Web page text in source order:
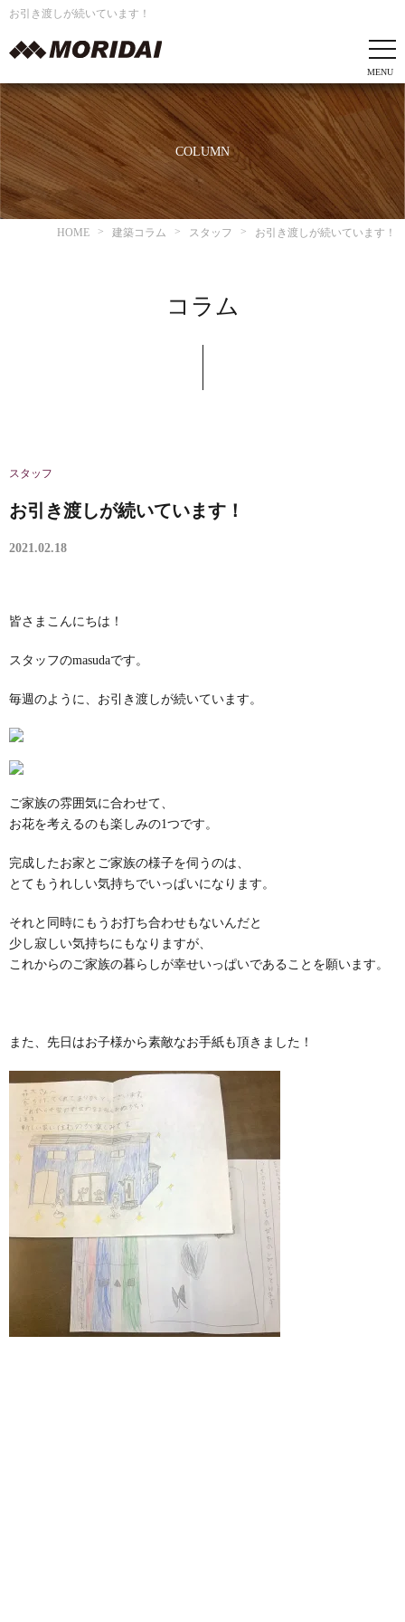
お引き渡しが続いています！
COLUMN
HOME 建築コラム スタッフ お引き渡しが続いています！
コラム
スタッフ
お引き渡しが続いています！
2021.02.18
皆さまこんにちは！
スタッフのmasudaです。
毎週のように、お引き渡しが続いています。
ご家族の雰囲気に合わせて、
お花を考えるのも楽しみの1つです。
完成したお家とご家族の様子を伺うのは、
とてもうれしい気持ちでいっぱいになります。
それと同時にもうお打ち合わせもないんだと
少し寂しい気持ちにもなりますが、
これからのご家族の暮らしが幸せいっぱいであることを願います。
また、先日はお子様から素敵なお手紙も頂きました！